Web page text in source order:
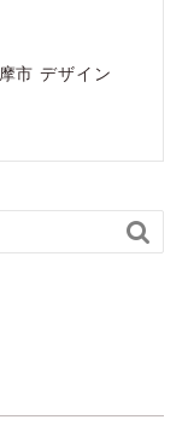
市 デザイン
